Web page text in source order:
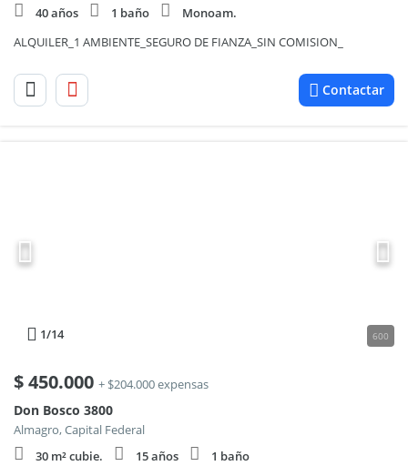
40 años
1 baño
Monoam.
ALQUILER_1 AMBIENTE_SEGURO DE FIANZA_SIN COMISION_
Contactar
1/14 600
$450.000 + $204.000 expensas
Don Bosco 3800
Almagro, Capital Federal
30 m² cubie.
15 años
1 baño